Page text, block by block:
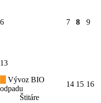
6 7 8 9
13
Vývoz BIO
odpadu
Štitáre
14 15 16